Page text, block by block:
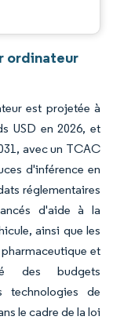
ordinateur
est projetée à
USD en 2026, et
avec un TCAC
d'inférence en
réglementaires
d'aide à la
ainsi que les
et
des budgets
technologies de
le cadre de la loi